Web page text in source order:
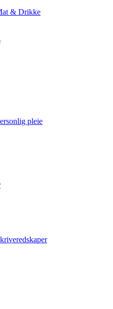
& Drikke
pleie